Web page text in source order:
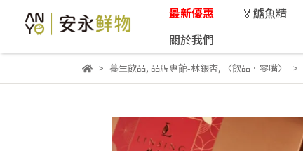
最新優惠 🏅鱸魚精
關於我們
養生飲品, 品牌專館-林銀杏, 〈飲品．零嘴〉